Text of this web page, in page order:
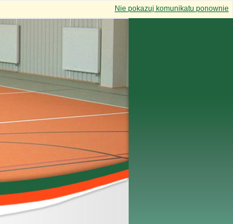
Nie pokazuj komunikatu ponownie